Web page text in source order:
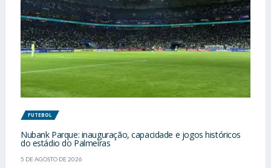
FUTEBOL
Nubank Parque: inauguração, capacidade e jogos históricos
do estádio do Palmeiras
5 DE AGOSTO DE 2026